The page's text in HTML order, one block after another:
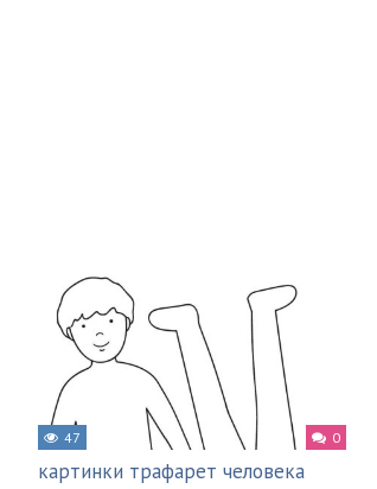
47 0
картинки трафарет человека